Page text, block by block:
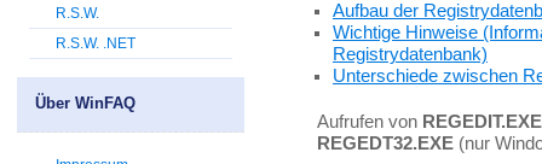
Aufbau der
Wichtige Hinweise
Registrydatenbank)
Unterschiede zwischen
Aufrufen von REGEDIT.EXE
REGEDT32.EXE(nur
R.S.W.
R.S.W. .NET
Über WinFAQ